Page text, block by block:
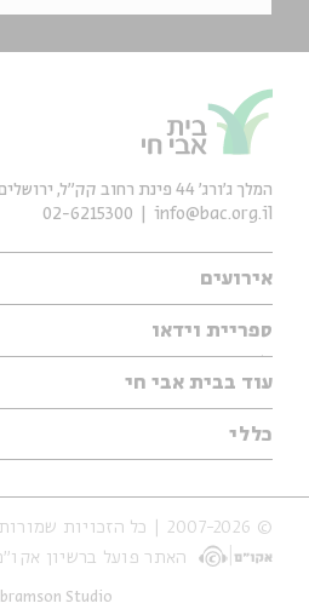
אירועים
עיון
אנגלית
נוער
סדרות
אירועי עבר
אירועים בירושלים
ספריית וידאו
ילדים
מוזיקה
עיון
מיוחדים
עוד בבית אבי חי
תערוכות
מיוחדים
כללי
אודות
הצהרת נגישות
תנאי שימוש והצהרת פרטיות
המלך ג'ורג' 44 פינת רחוב קק״ל, ירושלים
info@bac.org.il
02-6215300
© 2007-2026 | כל הזכויות שמורות לבית אבי חי
האתר פועל ברשיון
Studio